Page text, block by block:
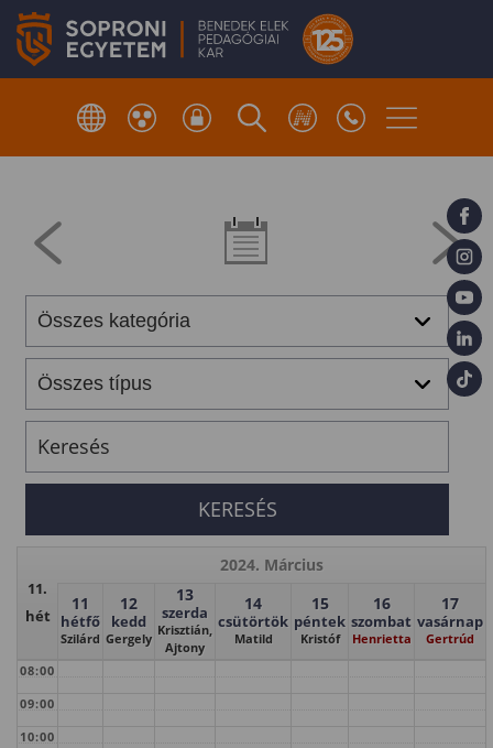
11.
hét
2024. Március
11
hétfő
Szilárd
12
kedd
Gergely
13
szerda
Krisztián,
Ajtony
14
csütörtök
Matild
15
péntek
Kristóf
16
szombat
Henrietta
17
vasárnap
Gertrúd
08:00
09:00
10:00